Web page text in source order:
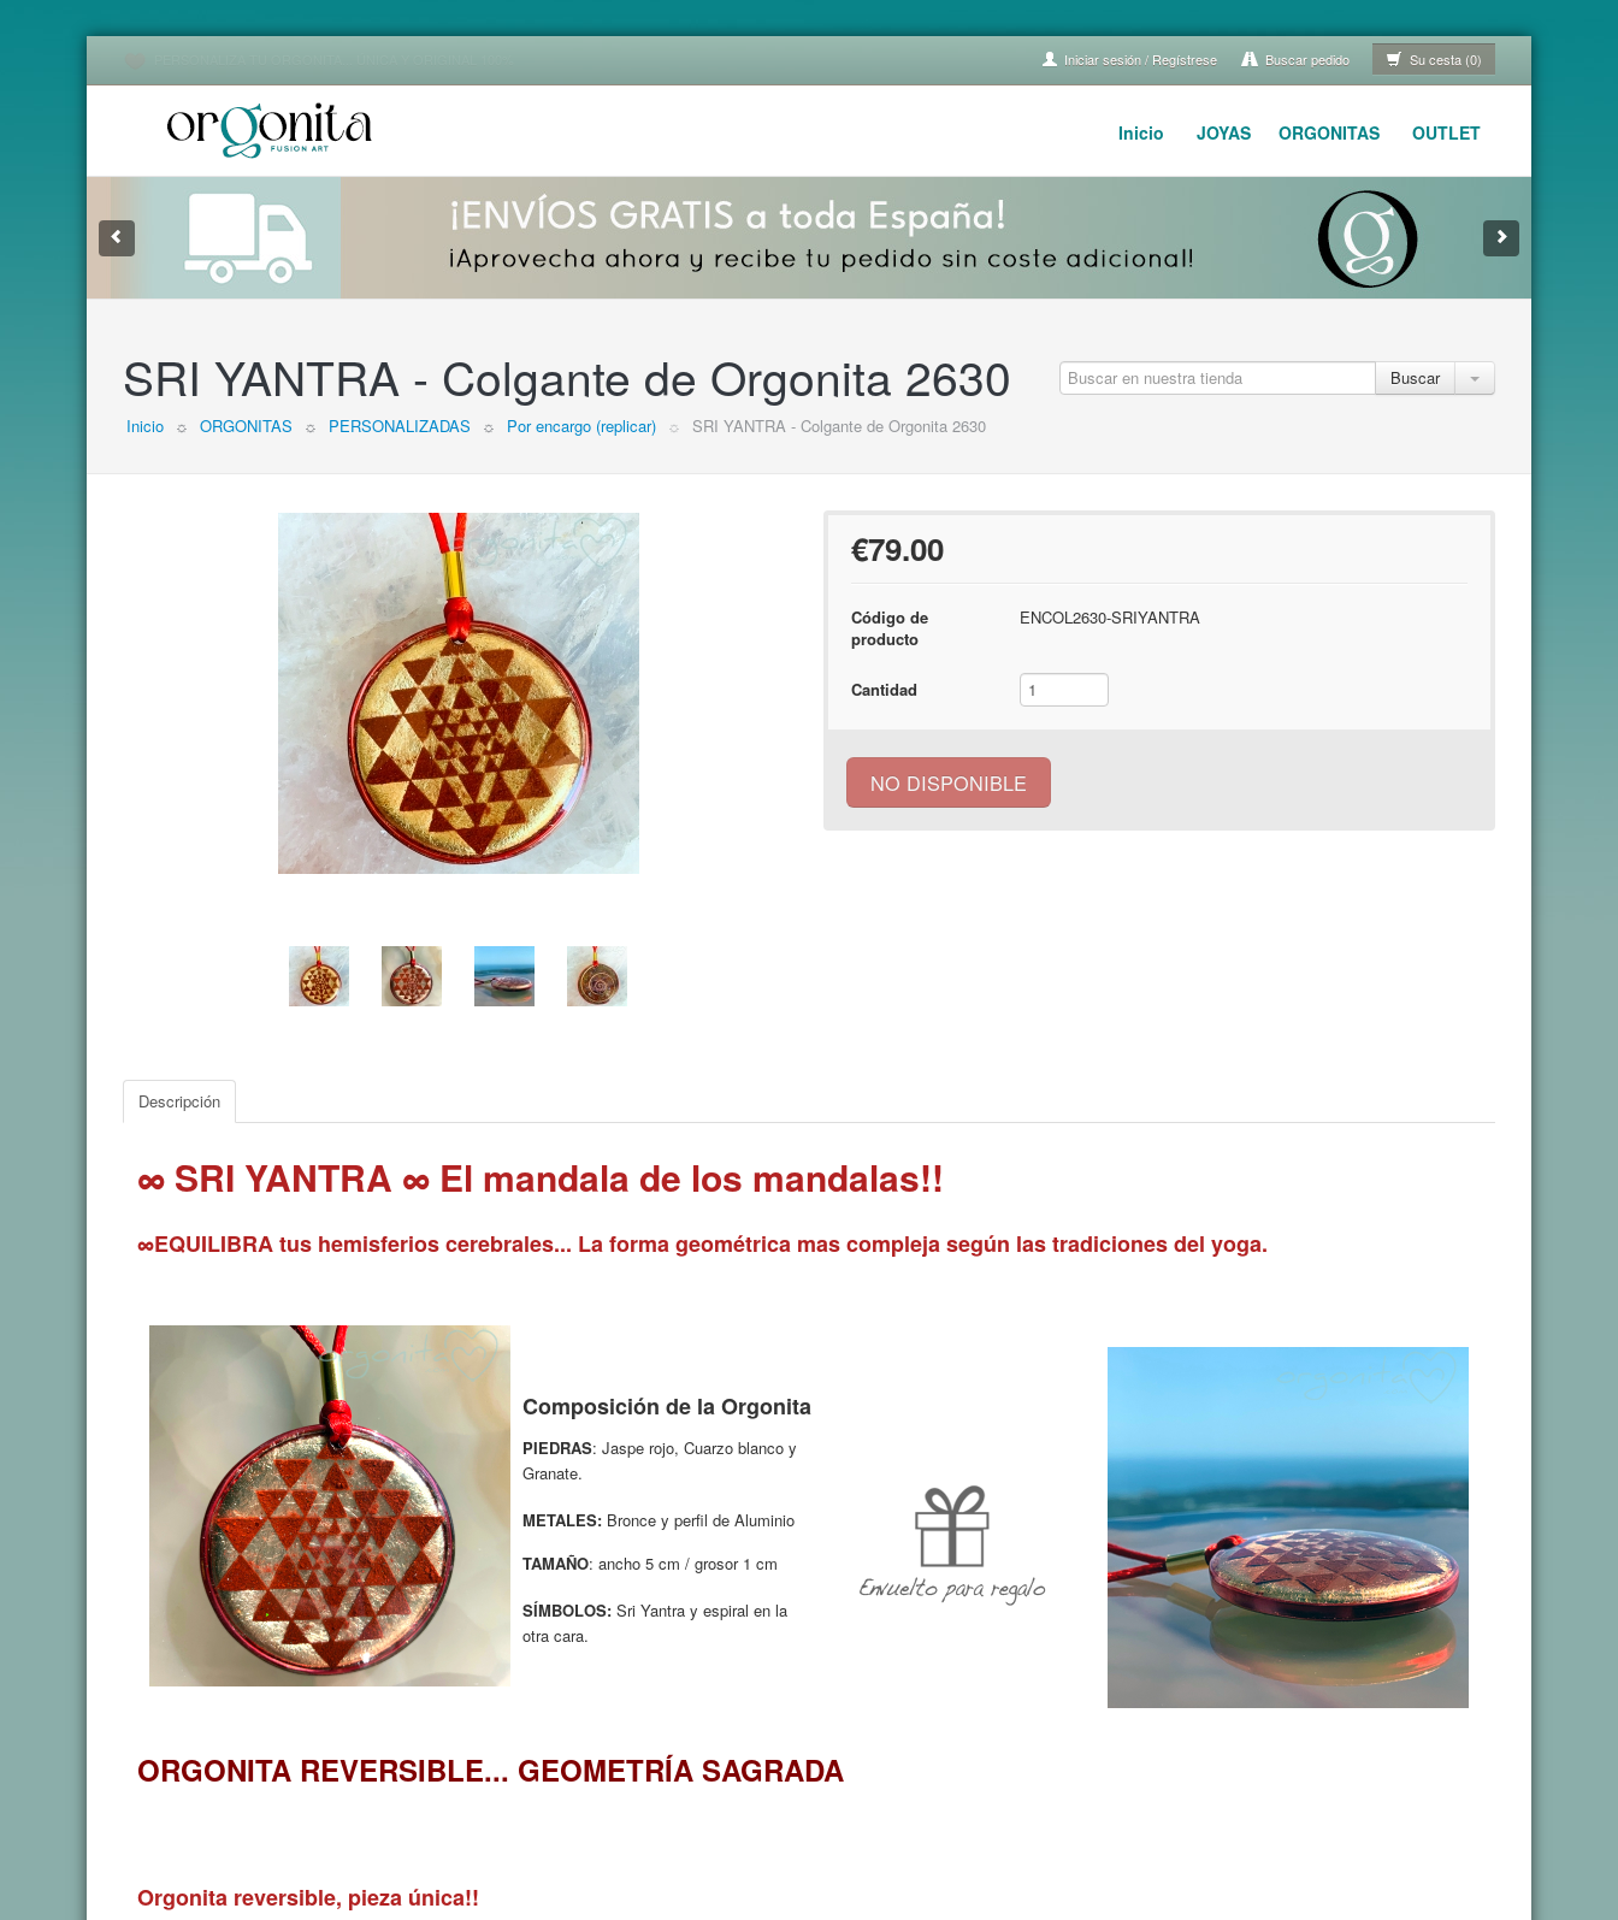
Iniciar sesión / Regístrese Buscar pedido Su cesta (0)
Inicio JOYAS ORGONITAS OUTLET
SRI YANTRA - Colgante de Orgonita 2630
Inicio ☼ ORGONITAS ☼ PERSONALIZADAS ☼ Por encargo (replicar) ☼ SRI YANTRA - Colgante de Orgonita 2630
Buscar
€79.00
Código de
producto
ENCOL2630-SRIYANTRA
Cantidad
NO DISPONIBLE
Descripción
∞ SRI YANTRA ∞ El mandala de los mandalas!!
∞EQUILIBRA tus hemisferios cerebrales... La forma geométrica mas compleja según las tradiciones del yoga.
Composición de la Orgonita
PIEDRAS: Jaspe rojo, Cuarzo blanco y
Granate.
METALES: Bronce y perfil de Aluminio
TAMAÑO: ancho 5 cm / grosor 1 cm
SÍMBOLOS: Sri Yantra y espiral en la
otra cara.
ORGONITA REVERSIBLE... GEOMETRÍA SAGRADA
Orgonita reversible, pieza única!!